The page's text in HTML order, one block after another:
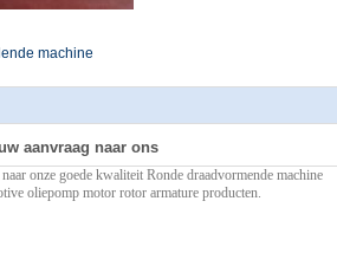
machine
aanvraag naar ons